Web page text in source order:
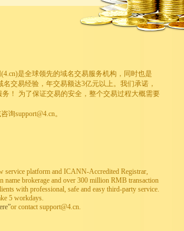
是全球领先的域名交易服务机构，同时也是
交易经验，年交易额达3亿元以上。我们承诺，
！ 为了保证交易的安全，整个交易过程大概需要
询support@4.cn。
service platform and ICANN-Accredited Registrar,
name brokerage and over 300 million RMB transaction
with professional, safe and easy third-party service.
5 workdays.
or contact support@4.cn.